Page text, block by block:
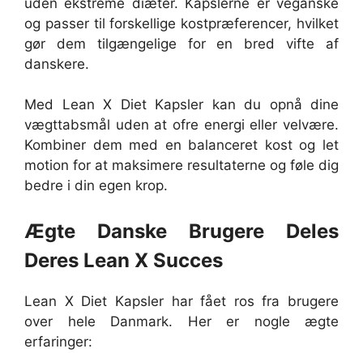
og passer til forskellige kostpræferencer, hvilket
gør dem tilgængelige for en bred vifte af
danskere.
Med Lean X Diet Kapsler kan du opnå dine
vægttabsmål uden at ofre energi eller velvære.
Kombiner dem med en balanceret kost og let
motion for at maksimere resultaterne og føle dig
bedre i din egen krop.
Ægte Danske Brugere Deles
Deres Lean X Succes
Lean X Diet Kapsler har fået ros fra brugere
over hele Danmark. Her er nogle ægte
erfaringer: